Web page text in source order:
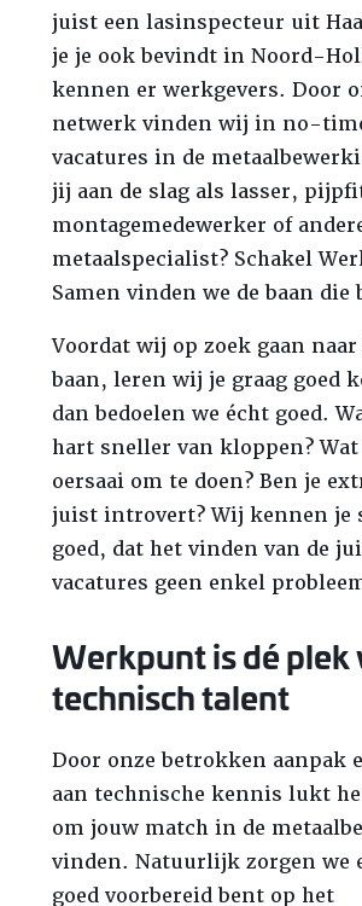
juist een lasinspecteur uit
je je ook bevindt in Noord-
kennen er werkgevers. Door
netwerk vinden wij in no-
vacatures in de
jij aan de slag als lasser,
montagemedewerker of
metaalspecialist? Schakel
Samen vinden we de baan die
Voordat wij op zoek gaan
baan, leren wij je graag goed
dan bedoelen we écht goed.
hart sneller van kloppen?
oersaai om te doen? Ben je
juist introvert? Wij kennen je
goed, dat het vinden van de
vacatures geen enkel
Werkpunt is dé plek
technisch talent
Door onze betrokken aanpak
aan technische kennis lukt
om jouw match in de
vinden. Natuurlijk zorgen we
goed voorbereid bent op het